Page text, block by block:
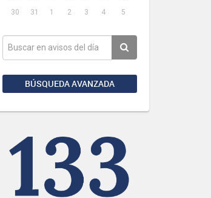
30
31 1 2 3 4 5
BÚSQUEDA AVANZADA